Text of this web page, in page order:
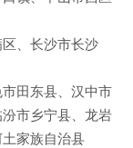
、长沙市长沙
田东县、汉中市
市乡宁县、龙岩
家族自治县